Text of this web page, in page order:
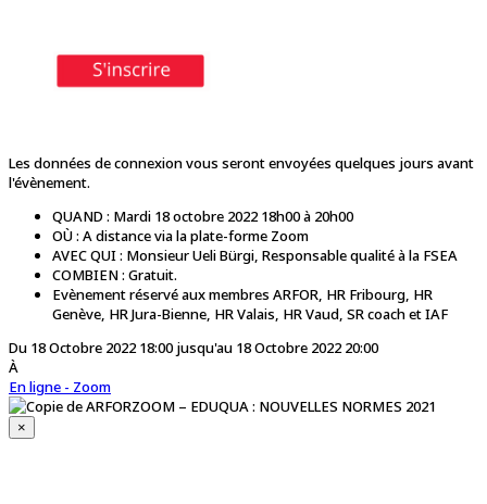
Les données de connexion vous seront envoyées quelques jours avant
l'évènement.
QUAND : Mardi 18 octobre 2022 18h00 à 20h00
OÙ : A distance via la plate-forme Zoom
AVEC QUI : Monsieur Ueli Bürgi, Responsable qualité à la FSEA
COMBIEN : Gratuit.
Evènement réservé aux membres ARFOR, HR Fribourg, HR
Genève, HR Jura-Bienne, HR Valais, HR Vaud, SR coach et IAF
Du 18 Octobre 2022 18:00 jusqu'au 18 Octobre 2022 20:00
À
En ligne - Zoom
×